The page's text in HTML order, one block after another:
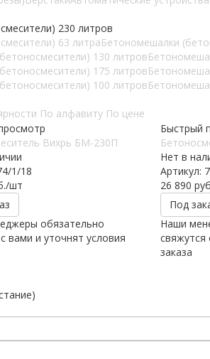
230 литров
63 литраБетономешалки
130 литров
175 литров
100 литров
По алфавиту По цене
Вихрь БМ-230П
1/18
/шт
обязательно
вами и уточнят условия
Быстрый
Нет в
Артикул:
26 890
Под
Наши
свяжутся
заказа